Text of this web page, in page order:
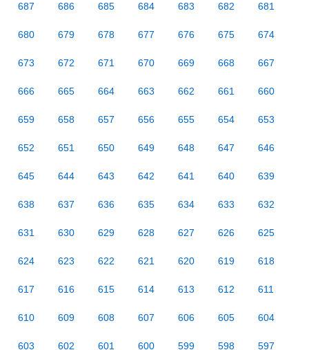
687 686 685 684 683 682 681
680 679 678 677 676 675 674
673 672 671 670 669 668 667
666 665 664 663 662 661 660
659 658 657 656 655 654 653
652 651 650 649 648 647 646
645 644 643 642 641 640 639
638 637 636 635 634 633 632
631 630 629 628 627 626 625
624 623 622 621 620 619 618
617 616 615 614 613 612 611
610 609 608 607 606 605 604
603 602 601 600 599 598 597